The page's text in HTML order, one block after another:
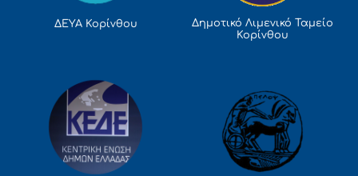
ΔΕΥΑ Κορίνθου
Δημοτικό Λιμενικό Ταμείο
Κορίνθου